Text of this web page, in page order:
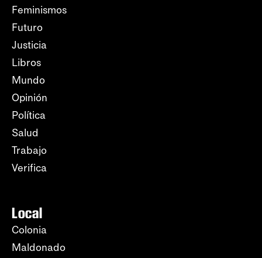
Feminismos
Futuro
Justicia
Libros
Mundo
Opinión
Política
Salud
Trabajo
Verifica
Local
Colonia
Maldonado